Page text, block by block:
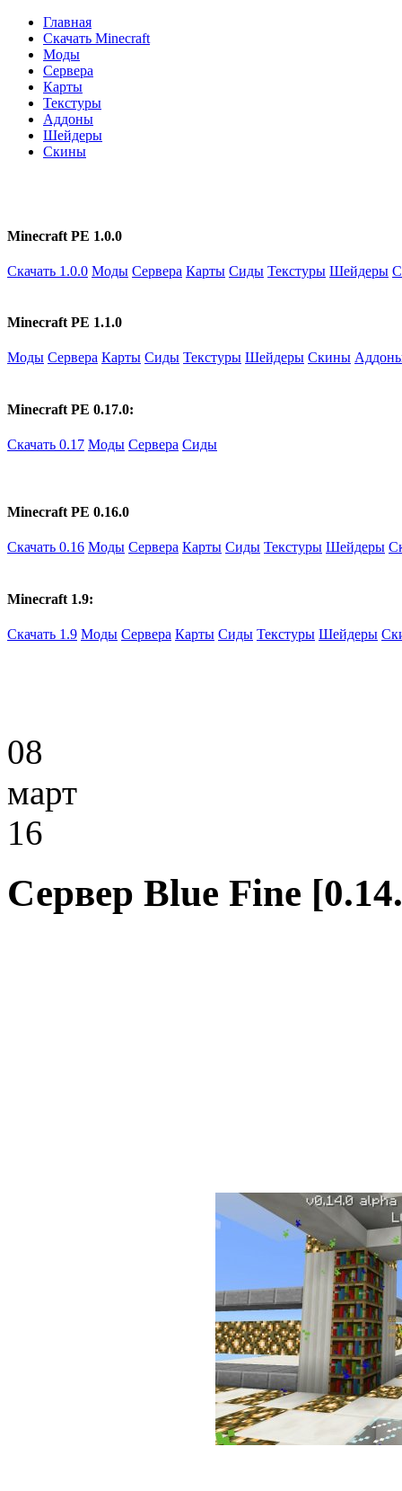
Главная
Скачать Minecraft
Моды
Сервера
Карты
Текстуры
Аддоны
Шейдеры
Скины
Minecraft PE 1.0.0
Скачать 1.0.0 Моды Сервера Карты Сиды Текстуры Шейдеры
Minecraft PE 1.1.0
Моды Сервера Карты Сиды Текстуры Шейдеры Скины
Minecraft PE 0.17.0:
Скачать 0.17 Моды Сервера Сиды
Minecraft PE 0.16.0
Скачать 0.16 Моды Сервера Карты Сиды Текстуры Шейдеры
Minecraft 1.9:
Скачать 1.9 Моды Сервера Карты Сиды Текстуры Шейдеры
08
март
16
Сервер Blue Fine